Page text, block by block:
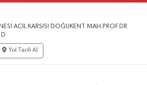
ACİL KARŞISI DOĞUKENT MAH.PROF.DR.
Yol Tarifi Al